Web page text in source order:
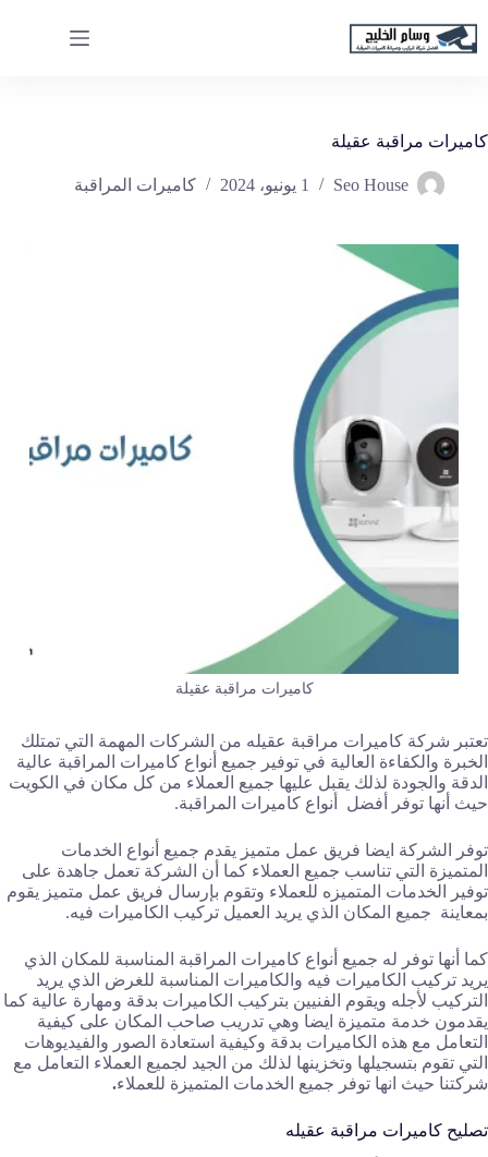
إلى
المحتوى
كاميرات مراقبة عقيلة
Seo House 1 يونيو، 2024 كاميرات المراقبة
كاميرات مراقبة عقيلة
تعتبر شركة كاميرات مراقبة عقيله من الشركات المهمة التي تمتلك
الخبرة والكفاءة العالية في توفير جميع أنواع كاميرات المراقبة عالية
الدقة والجودة لذلك يقبل عليها جميع العملاء من كل مكان في الكويت
حيث أنها توفر أفضل أنواع كاميرات المراقبة.
توفر الشركة ايضا فريق عمل متميز يقدم جميع أنواع الخدمات
المتميزة التي تناسب جميع العملاء كما أن الشركة تعمل جاهدة على
توفير الخدمات المتميزه للعملاء وتقوم بإرسال فريق عمل متميز يقوم
بمعاينة جميع المكان الذي يريد العميل تركيب الكاميرات فيه.
كما أنها توفر له جميع أنواع كاميرات المراقبة المناسبة للمكان الذي
يريد تركيب الكاميرات فيه والكاميرات المناسبة للغرض الذي يريد
التركيب لأجله ويقوم الفنيين بتركيب الكاميرات بدقة ومهارة عالية كما
يقدمون خدمة متميزة ايضا وهي تدريب صاحب المكان على كيفية
التعامل مع هذه الكاميرات بدقة وكيفية استعادة الصور والفيديوهات
التي تقوم بتسجيلها وتخزينها لذلك من الجيد لجميع العملاء التعامل مع
شركتنا حيث انها توفر جميع الخدمات المتميزة للعملاء.
تصليح كاميرات مراقبة عقيله